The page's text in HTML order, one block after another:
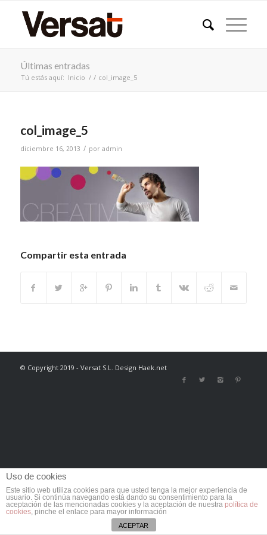
Últimas entradas
Tú estás aquí: Inicio / / col_image_5
col_image_5
diciembre 16, 2013 / por admin
Compartir esta entrada
© Copyright 2019 - Versat S.L. Design Haek.net
Uso de cookies
Este sitio web utiliza cookies para que usted tenga la mejor experiencia de
usuario. Si continúa navegando está dando su consentimiento para la
aceptación de las mencionadas cookies y la aceptación de nuestra política de
cookies, pinche el enlace para mayor información
ACEPTAR